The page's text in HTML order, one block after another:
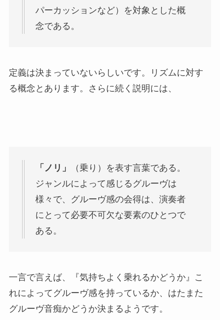
パーカッションなど）を対象とした概
念である。
定義は決まっていないらしいです。リズムに対す
る概念とあります。さらに続く説明には、
「ノリ」
（乗り）を表す言葉である。
ジャンルによって感じるグルーヴは
様々で、グルーヴ感の会得は、演奏者
にとって必要不可欠な要素のひとつで
ある。
一言で言えば、『気持ちよく乗れるかどうか』こ
れによってグルーヴ感を持っているか、はたまた
グルーヴ音痴かどうか決まるようです。